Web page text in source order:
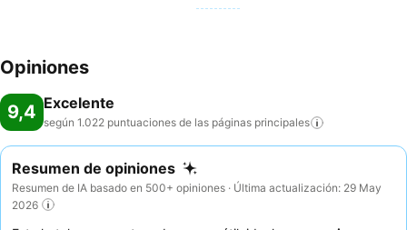
Opiniones
9,4 Excelente
según 1.022 puntuaciones de las páginas principales
Resumen de opiniones
Resumen de IA basado en 500+ opiniones · Última actualización: 29 May
2026